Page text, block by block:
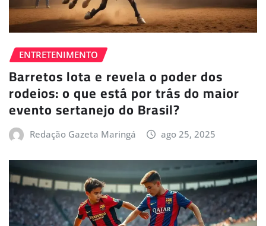
ENTRETENIMENTO
Barretos lota e revela o poder dos
rodeios: o que está por trás do maior
evento sertanejo do Brasil?
Redação Gazeta Maringá ago 25, 2025